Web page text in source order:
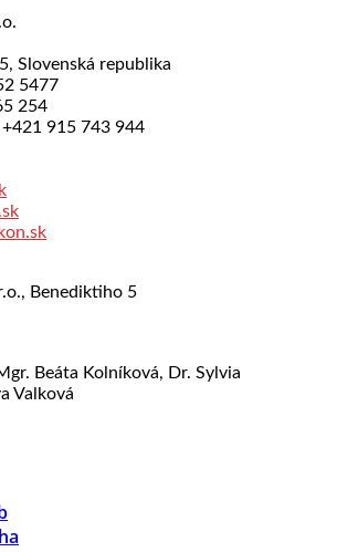
Slovenská republika
5477
254
915 743 944
Benediktiho 5
Beáta Kolníková, Dr. Sylvia
Valková